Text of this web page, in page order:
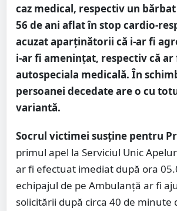
caz medical, respectiv un
56 de ani aflat în stop cardio-
acuzat aparținătorii că i-ar fi
i-ar fi amenințat, respectiv că
autospeciala medicală. În
persoanei decedate are o cu
variantă.
Socrul victimei susține pentru
primul apel la Serviciul Unic
ar fi efectuat imediat după ora
echipajul de pe Ambulanță ar fi
solicitării după circa 40 de minute